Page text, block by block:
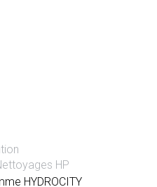
HP
HYDROCITY